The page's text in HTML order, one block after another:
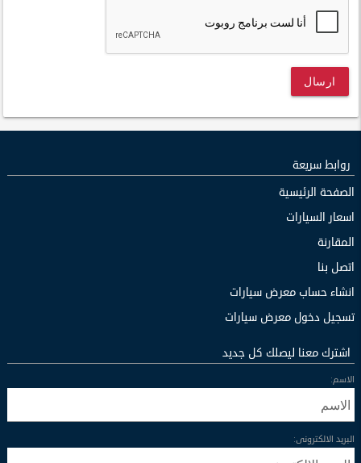
ارسال
روابط سريعة
الصفحة الرئيسية
اسعار السيارات
المقارنة
اتصل بنا
انشاء حساب معرض سيارات
تسجيل دخول معرض سيارات
اشترك معنا ليصلك كل جديد
الاسم:
البريد الالكترونى: